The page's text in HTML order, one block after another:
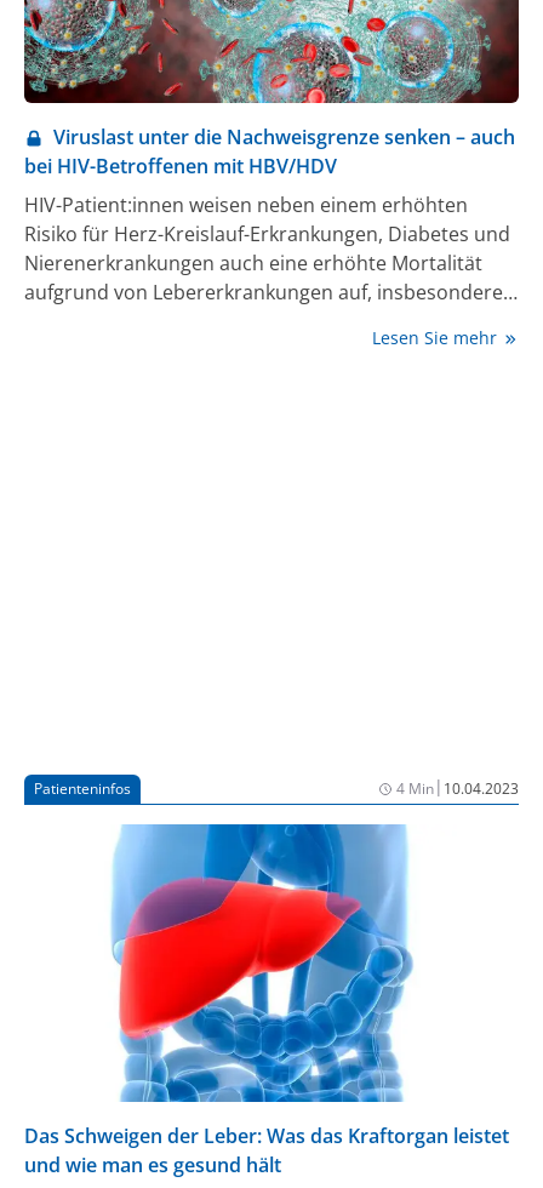
Viruslast unter die Nachweisgrenze senken – auch
bei HIV-Betroffenen mit HBV/HDV
HIV-Patient:innen weisen neben einem erhöhten
Risiko für Herz-Kreislauf-Erkrankungen, Diabetes und
Nierenerkrankungen auch eine erhöhte Mortalität
aufgrund von Lebererkrankungen auf, insbesondere
Viren (HDV) nach früherem intravenösenLesen Sie mehr
Patienteninfos 4 Min| 10.04.2023
Das Schweigen der Leber: Was das Kraftorgan leistet
und wie man es gesund hält